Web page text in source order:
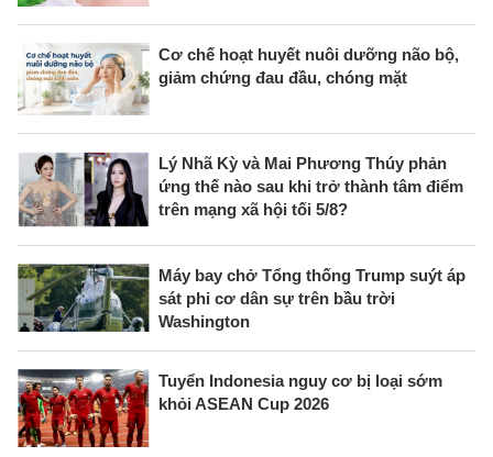
Cơ chế hoạt huyết nuôi dưỡng não bộ,
giảm chứng đau đầu, chóng mặt
Lý Nhã Kỳ và Mai Phương Thúy phản
ứng thế nào sau khi trở thành tâm điểm
trên mạng xã hội tối 5/8?
Máy bay chở Tổng thống Trump suýt áp
sát phi cơ dân sự trên bầu trời
Washington
Tuyển Indonesia nguy cơ bị loại sớm
khỏi ASEAN Cup 2026